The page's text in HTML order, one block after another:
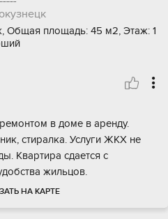
Общая площадь: 45 м2, Этаж: 1
в доме в аренду.
стиралка. Услуги ЖКХ не
Квартира сдается с
жильцов.
НА КАРТЕ